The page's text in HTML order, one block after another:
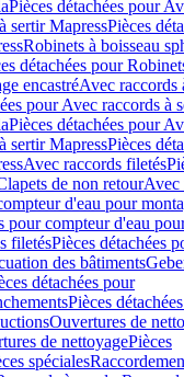
Pièces détachées pour
sertir MapressPièces
Robinets à boisseau
détachées pour
encastréAvec raccords
pour Avec raccords à
Pièces détachées pour
sertir MapressPièces
Avec raccords filetés
de non retourAvec
d'eau pour
pour compteur d'eau
filetésPièces détachées
des bâtiments
détachées pour
Pièces
Ouvertures de
de nettoyagePièces
spéciales